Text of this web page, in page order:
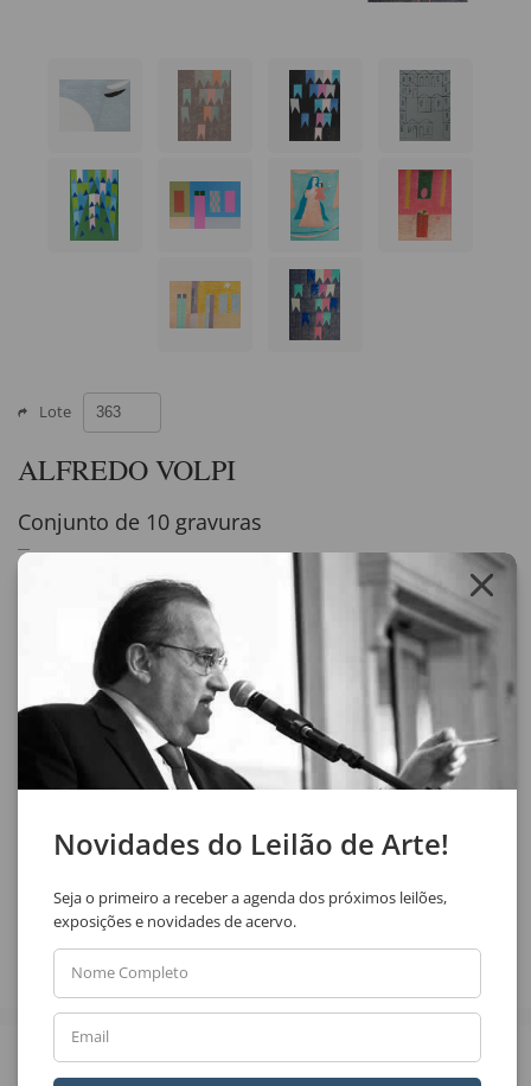
Lote
ALFREDO VOLPI
Conjunto de 10 gravuras
Sem Título - 48 x 66 cm - Exemplar 6/10
Bandeirinhas - 66 x 48 cm - Exemplar PA
Bandeirinhas - 71 x 48 cm - Exemplar PA
Fachada - 72,5 x 50 cm - Exemplar PA
Ogiva - 100 x 70 cm
Fachada - 66 x 96,5 cm - Exemplar 93/150
Madona com Menino - 101 x 69,5 cm - Exemplar PA
Fachada com Bandeirinha e Escudo - 66 x 48 cm
Fachada com Bandeirinha - 50 x 67 cm - Exemplar PA
Compartilhar
Veja também
Novidades do Leilão de Arte!
Seja o primeiro a receber a agenda dos próximos leilões,
exposições e novidades de acervo.
Nome Completo
Email